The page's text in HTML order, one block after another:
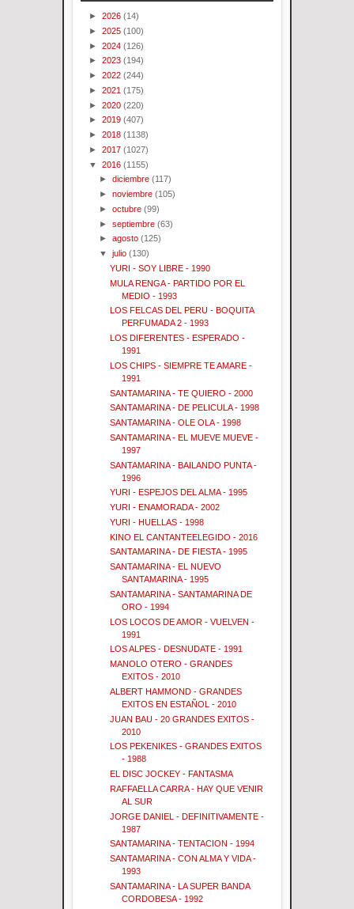
► 2026 (14)
► 2025 (100)
► 2024 (126)
► 2023 (194)
► 2022 (244)
► 2021 (175)
► 2020 (220)
► 2019 (407)
► 2018 (1138)
► 2017 (1027)
▼ 2016 (1155)
►diciembre (117)
►noviembre (105)
►octubre (99)
►septiembre (63)
►agosto (125)
▼julio (130)
YURI - SOY LIBRE - 1990
MULA RENGA - PARTIDO POR EL
MEDIO - 1993
LOS FELCAS DEL PERU - BOQUITA
PERFUMADA 2 - 1993
LOS DIFERENTES - ESPERADO -
1991
LOS CHIPS - SIEMPRE TE AMARE -
1991
SANTAMARINA - TE QUIERO - 2000
SANTAMARINA - DE PELICULA - 1998
SANTAMARINA - OLE OLA - 1998
SANTAMARINA - EL MUEVE MUEVE -
1997
SANTAMARINA - BAILANDO PUNTA -
1996
YURI - ESPEJOS DEL ALMA - 1995
YURI - ENAMORADA - 2002
YURI - HUELLAS - 1998
KINO EL CANTANTEELEGIDO - 2016
SANTAMARINA - DE FIESTA - 1995
SANTAMARINA - EL NUEVO
SANTAMARINA - 1995
SANTAMARINA - SANTAMARINA DE
ORO - 1994
LOS LOCOS DE AMOR - VUELVEN -
1991
LOS ALPES - DESNUDATE - 1991
MANOLO OTERO - GRANDES
EXITOS - 2010
ALBERT HAMMOND - GRANDES
EXITOS EN ESTAÑOL - 2010
JUAN BAU - 20 GRANDES EXITOS -
2010
LOS PEKENIKES - GRANDES EXITOS
- 1988
EL DISC JOCKEY - FANTASMA
RAFFAELLA CARRA - HAY QUE VENIR
AL SUR
JORGE DANIEL - DEFINITIVAMENTE -
1987
SANTAMARINA - TENTACION - 1994
SANTAMARINA - CON ALMA Y VIDA -
1993
SANTAMARINA - LA SUPER BANDA
CORDOBESA - 1992